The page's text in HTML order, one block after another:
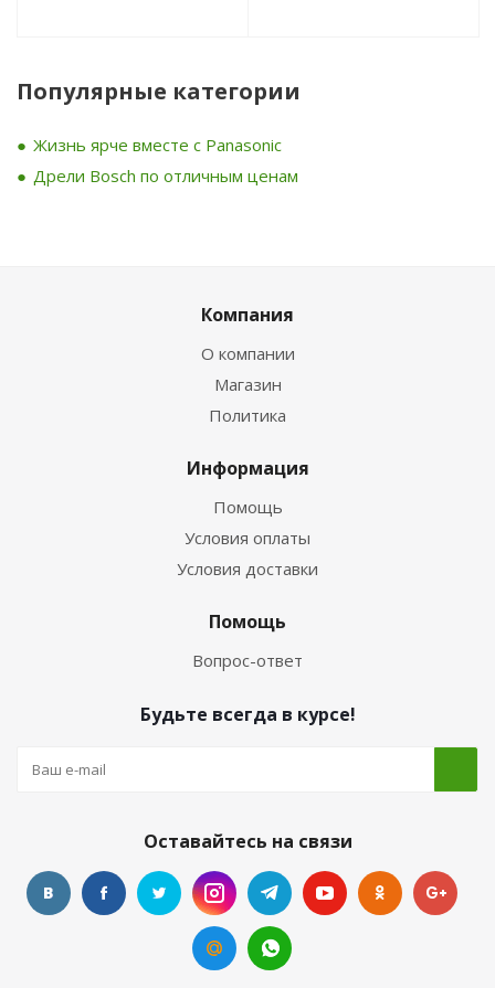
Популярные категории
Жизнь ярче вместе с Panasonic
Дрели Bosch по отличным ценам
Компания
О компании
Магазин
Политика
Информация
Помощь
Условия оплаты
Условия доставки
Помощь
Вопрос-ответ
Будьте всегда в курсе!
Оставайтесь на связи